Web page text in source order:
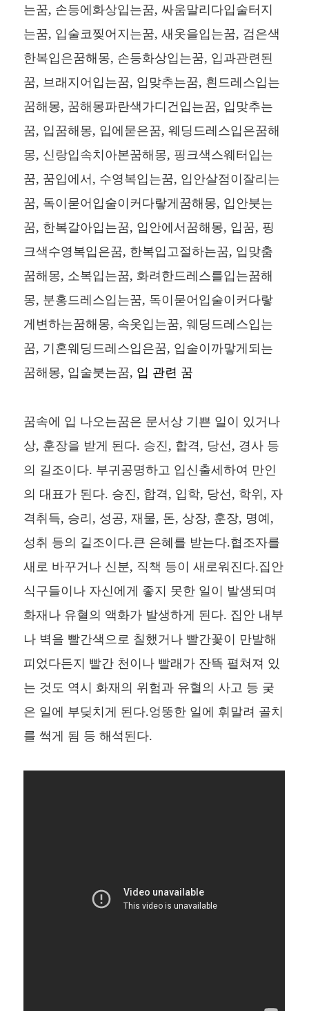
는꿈, 손등에화상입는꿈, 싸움말리다입술터지
는꿈, 입술코찢어지는꿈, 새옷을입는꿈, 검은색
한복입은꿈해몽, 손등화상입는꿈, 입과관련된
꿈, 브래지어입는꿈, 입맞추는꿈, 흰드레스입는
꿈해몽, 꿈해몽파란색가디건입는꿈, 입맞추는
꿈, 입꿈해몽, 입에묻은꿈, 웨딩드레스입은꿈해
몽, 신랑입속치아본꿈해몽, 핑크색스웨터입는
꿈, 꿈입에서, 수영복입는꿈, 입안살점이잘리는
꿈, 독이묻어입술이커다랗게꿈해몽, 입안붓는
꿈, 한복갈아입는꿈, 입안에서꿈해몽, 입꿈, 핑
크색수영복입은꿈, 한복입고절하는꿈, 입맞춤
꿈해몽, 소복입는꿈, 화려한드레스를입는꿈해
몽, 분홍드레스입는꿈, 독이묻어입술이커다랗
게변하는꿈해몽, 속옷입는꿈, 웨딩드레스입는
꿈, 기혼웨딩드레스입은꿈, 입술이까맣게되는
꿈해몽, 입술붓는꿈, 입 관련 꿈
꿈속에 입 나오는꿈은 문서상 기쁜 일이 있거나
상, 훈장을 받게 된다. 승진, 합격, 당선, 경사 등
의 길조이다. 부귀공명하고 입신출세하여 만인
의 대표가 된다. 승진, 합격, 입학, 당선, 학위, 자
격취득, 승리, 성공, 재물, 돈, 상장, 훈장, 명예,
성취 등의 길조이다.큰 은혜를 받는다.협조자를
새로 바꾸거나 신분, 직책 등이 새로워진다.집안
식구들이나 자신에게 좋지 못한 일이 발생되며
화재나 유혈의 액화가 발생하게 된다. 집안 내부
나 벽을 빨간색으로 칠했거나 빨간꽃이 만발해
피었다든지 빨간 천이나 빨래가 잔뜩 펼쳐져 있
는 것도 역시 화재의 위험과 유혈의 사고 등 궂
은 일에 부딪치게 된다.엉뚱한 일에 휘말려 골치
를 썩게 됨 등 해석된다.